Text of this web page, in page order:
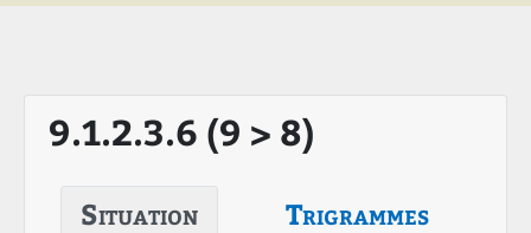
9.1.2.3.6 (9 > 8)
Situation Trigrammes